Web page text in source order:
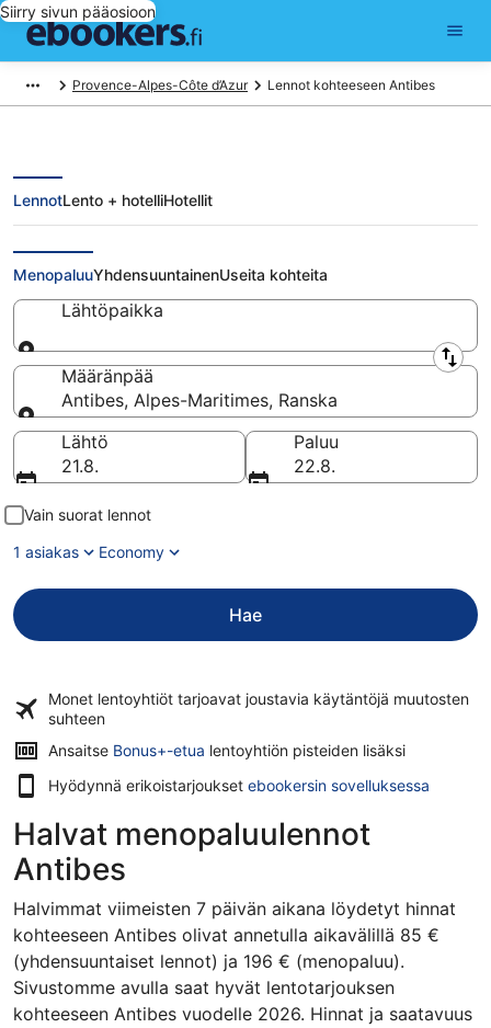
Siirry sivun pääosioon
Provence-Alpes-Côte d’Azur Lennot kohteeseen Antibes
Halvat lennot Antibes
LennotLento + hotelliHotellit
MenopaluuYhdensuuntainenUseita kohteita
Lähtöpaikka
Lähtöpaikka
Määränpää
Antibes, Alpes-Maritimes, Ranska
Määränpää
Lähtö
21.8.
Paluu
22.8.
Vain suorat lennot
1 asiakas
Economy
Hae
Monet lentoyhtiöt tarjoavat joustavia käytäntöjä muutosten
suhteen
Ansaitse Bonus+-etua lentoyhtiön pisteiden lisäksi
Hyödynnä erikoistarjoukset ebookersin sovelluksessa
Halvat menopaluulennot
Antibes
Halvimmat viimeisten 7 päivän aikana löydetyt hinnat
kohteeseen Antibes olivat annetulla aikavälillä 85 €
(yhdensuuntaiset lennot) ja 196 € (menopaluu).
Sivustomme avulla saat hyvät lentotarjouksen
kohteeseen Antibes vuodelle 2026. Hinnat ja saatavuus